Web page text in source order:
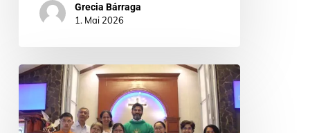
Grecia Bárraga
1. Mai 2026
Two
Offered: